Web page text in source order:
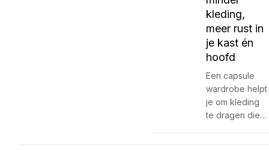
kleding,
meer rust in
je kast én
hoofd
Een capsule
wardrobe helpt
je om kleding
te dragen die…